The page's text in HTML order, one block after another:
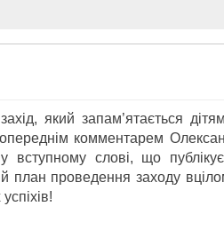
який запам’ятається
комментарем
слові, що
план проведення заходу